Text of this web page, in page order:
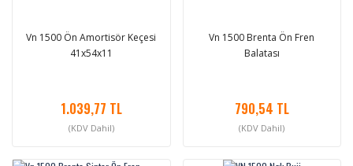
Vn 1500 Ön Amortisör Keçesi
41x54x11
1.039,77 TL
(KDV Dahil)
Vn 1500 Brenta Ön Fren
Balatası
790,54 TL
(KDV Dahil)